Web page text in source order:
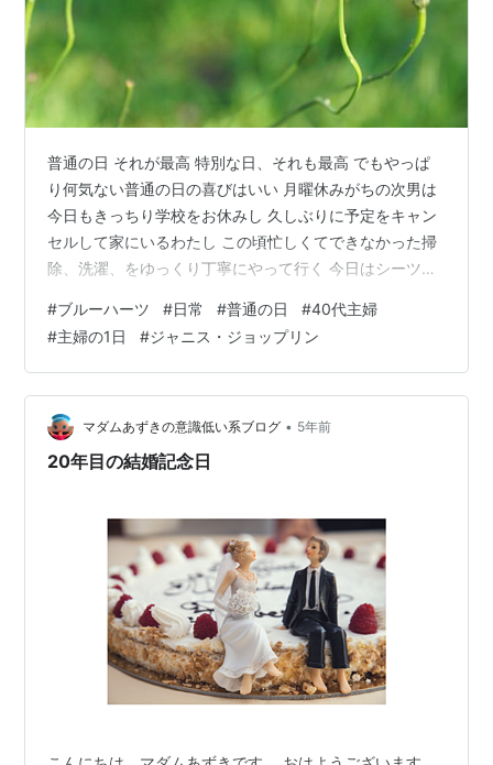
普通の日 それが最高 特別な日、それも最高 でもやっぱ
り何気ない普通の日の喜びはいい 月曜休みがちの次男は
今日もきっちり学校をお休みし 久しぶりに予定をキャン
セルして家にいるわたし この頃忙しくてできなかった掃
除、洗濯、をゆっくり丁寧にやって行く 今日はシーツな
こなす日 「なんか今日やる気でないねぇ」と言いながら
ジャニス・ジョプリンをどんだけでもリピートしてゆっ
くりお掃除しながらしっかり横道に逸れて行く 次男が興
味を示したアコースティックギターを久しぶりにチュー
ニングして、ブルーハーツの「リンダリンダ」なんか弾
き語っちゃって、次は「情熱の薔薇…
#ブルーハーツ #日常 #普通の日 #40代主婦
#主婦の1日 #ジャニス・ジョップリン
マダムあずきの意識低い系ブログ • 5年前
20年目の結婚記念日